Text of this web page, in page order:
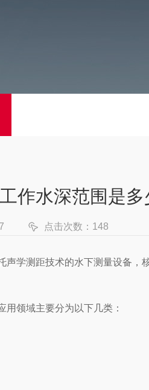
作水深范围是多
点击次数：148
声学测距技术的水下测量设备，
用领域主要分为以下几类：